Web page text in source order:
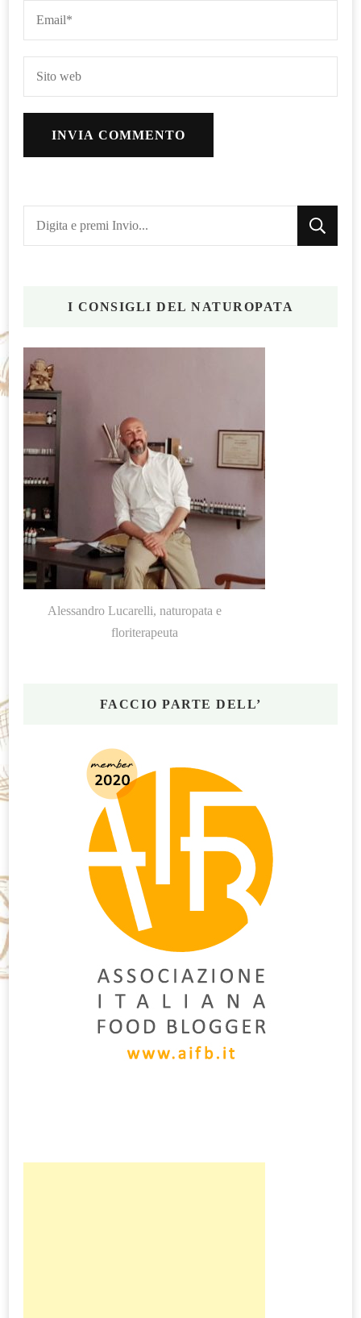
Cerchi
qualcosa?
I CONSIGLI DEL NATUROPATA
Alessandro Lucarelli, naturopata e
floriterapeuta
FACCIO PARTE DELL’